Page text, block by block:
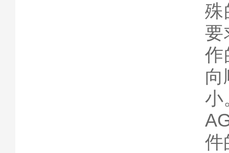
殊
要
作
向
小
件